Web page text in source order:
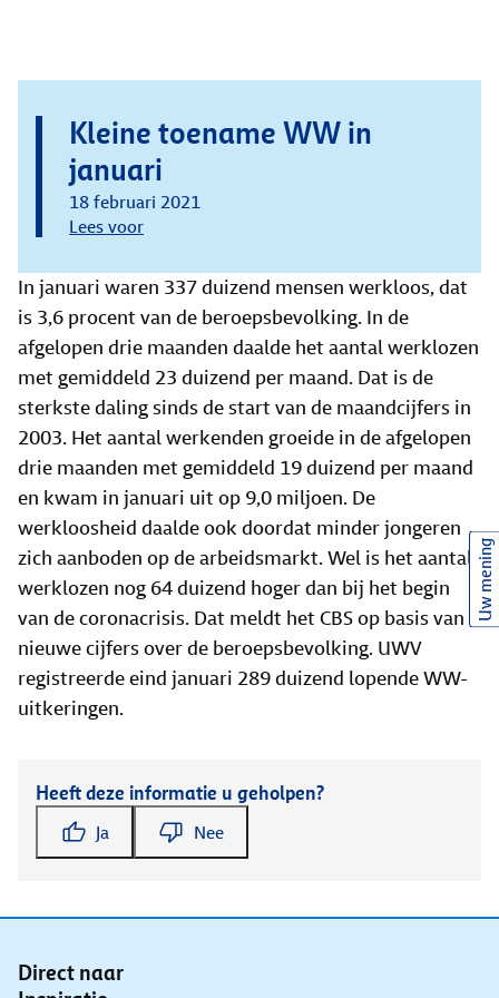
Kleine toename WW in
januari
18 februari 2021
Lees voor
In januari waren 337 duizend mensen werkloos, dat
is 3,6 procent van de beroepsbevolking. In de
afgelopen drie maanden daalde het aantal werklozen
met gemiddeld 23 duizend per maand. Dat is de
sterkste daling sinds de start van de maandcijfers in
2003. Het aantal werkenden groeide in de afgelopen
drie maanden met gemiddeld 19 duizend per maand
en kwam in januari uit op 9,0 miljoen. De
werkloosheid daalde ook doordat minder jongeren
zich aanboden op de arbeidsmarkt. Wel is het aantal
werklozen nog 64 duizend hoger dan bij het begin
van de coronacrisis. Dat meldt het CBS op basis van
nieuwe cijfers over de beroepsbevolking. UWV
registreerde eind januari 289 duizend lopende WW-
uitkeringen.
Heeft deze informatie u geholpen?
Ja Nee
Direct naar
Uw mening